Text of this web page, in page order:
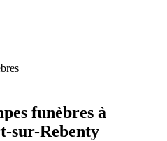
funèbres à
sur-Rebenty